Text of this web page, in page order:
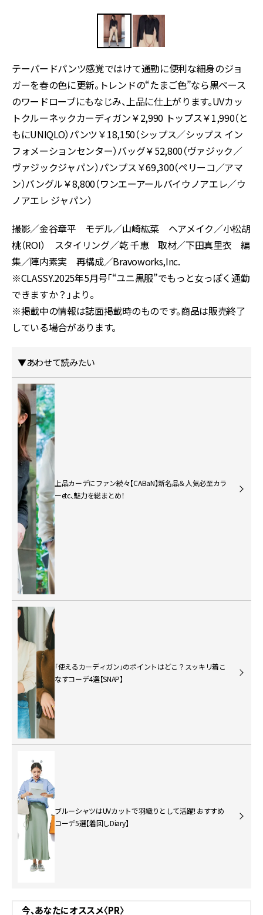
テーパードパンツ感覚ではけて通勤に便利な細身のジョ
ガーを春の色に更新。トレンドの“たまご色”なら黒ベース
のワードローブにもなじみ、上品に仕上がります。UVカッ
トクルーネックカーディガン￥2,990 トップス￥1,990（と
もにUNIQLO）パンツ￥18,150（シップス／シップス イン
フォメーションセンター）バッグ￥52,800（ヴァジック／
ヴァジックジャパン）パンプス￥69,300（ペリーコ／アマ
ン）バングル￥8,800（ワンエーアールバイウノアエレ／ウ
ノアエレ ジャパン）
撮影／金谷章平 モデル／山崎紘菜 ヘアメイク／小松胡
桃（ROI） スタイリング／乾 千恵 取材／下田真里衣 編
集／陣内素実 再構成／Bravoworks,Inc.
※CLASSY.2025年5月号「“ユニ黒服”でもっと女っぽく通勤
できますか？」より。
※掲載中の情報は誌面掲載時のものです。商品は販売終了
している場合があります。
▼あわせて読みたい
上品カーデにファン続々【CABaN】新名品＆人気必至カラ
ーetc、魅力を総まとめ！
「使えるカーディガン」のポイントはどこ？スッキリ着こ
なすコーデ4選【SNAP】
ブルーシャツはUVカットで羽織りとして活躍！おすすめ
コーデ5選【着回しDiary】
今、あなたにオススメ〈PR〉